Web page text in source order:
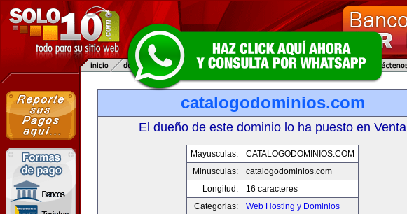
catalogodominios.com
El dueño de este dominio lo ha puesto en Venta
Mayusculas:
CATALOGODOMINIOS.COM
Minusculas:
catalogodominios.com
Longitud:
16 caracteres
Categorias:
Web Hosting y Dominios